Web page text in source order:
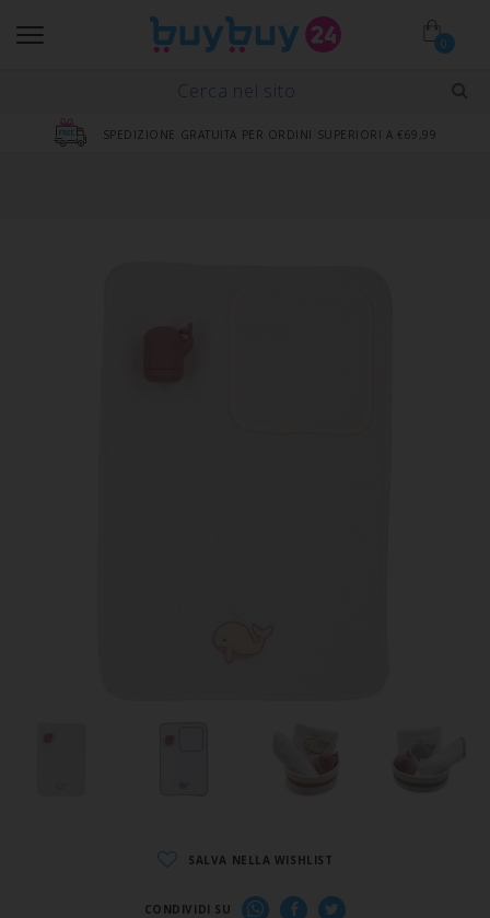
0
SPEDIZIONE GRATUITA PER ORDINI SUPERIORI A €69,99
SALVA NELLA WISHLIST
CONDIVIDI SU